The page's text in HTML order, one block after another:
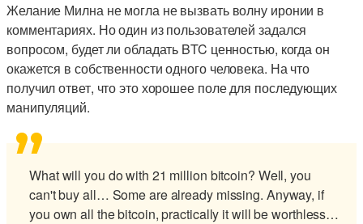
Желание Милна не могла не вызвать волну иронии в
комментариях. Но один из пользователей задался
вопросом, будет ли обладать BTC ценностью, когда он
окажется в собственности одного человека. На что
получил ответ, что это хорошее поле для последующих
манипуляций.
What will you do with 21 million bitcoin? Well, you
can't buy all… Some are already missing. Anyway, if
you own all the bitcoin, practically it will be worthless…